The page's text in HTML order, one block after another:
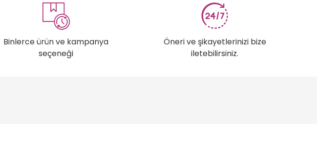
Binlerce ürün ve kampanya
seçeneği
Öneri ve şikayetlerinizi bize
iletebilirsiniz.